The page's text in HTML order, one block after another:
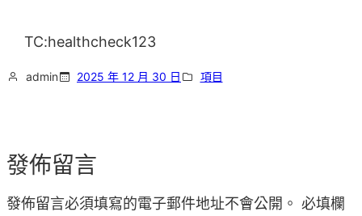
TC:healthcheck123
admin 2025 年 12 月 30 日 項目
發佈留言
發佈留言必須填寫的電子郵件地址不會公開。 必填欄